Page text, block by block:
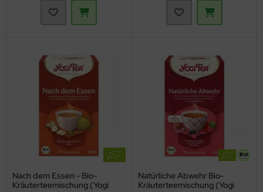
Nach dem Essen - Bio-
Kräuterteemischung (Yogi
Natürliche Abwehr Bio-
Kräuterteemischung (Yogi